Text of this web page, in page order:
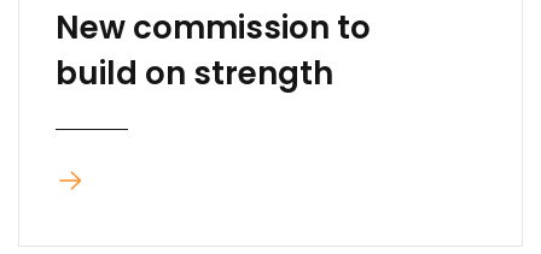
New commission to
build on strength